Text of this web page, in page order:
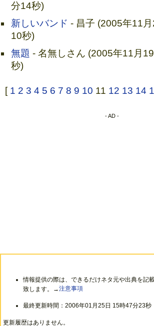
分14秒)
新しいバンド - 昌子 (2005年11
10秒)
無題 - 名無しさん (2005年11月
秒)
[ 1 2 3 4 5 6 7 8 9 10 11 12 13 14
- AD -
情報提供の際は、できるだけネタ元や出典を記
致します。→注意事項
最終更新時間：2006年01月25日 15時47分23秒
更新履歴はありません。